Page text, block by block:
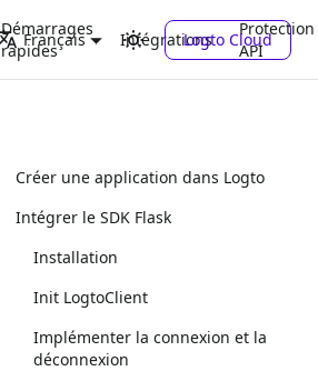
Démarrages
rapides
Intégrations
Protection
API
Français Logto Cloud
Créer une application dans Logto
Intégrer le SDK Flask
Installation
Init LogtoClient
Implémenter la connexion et la
déconnexion